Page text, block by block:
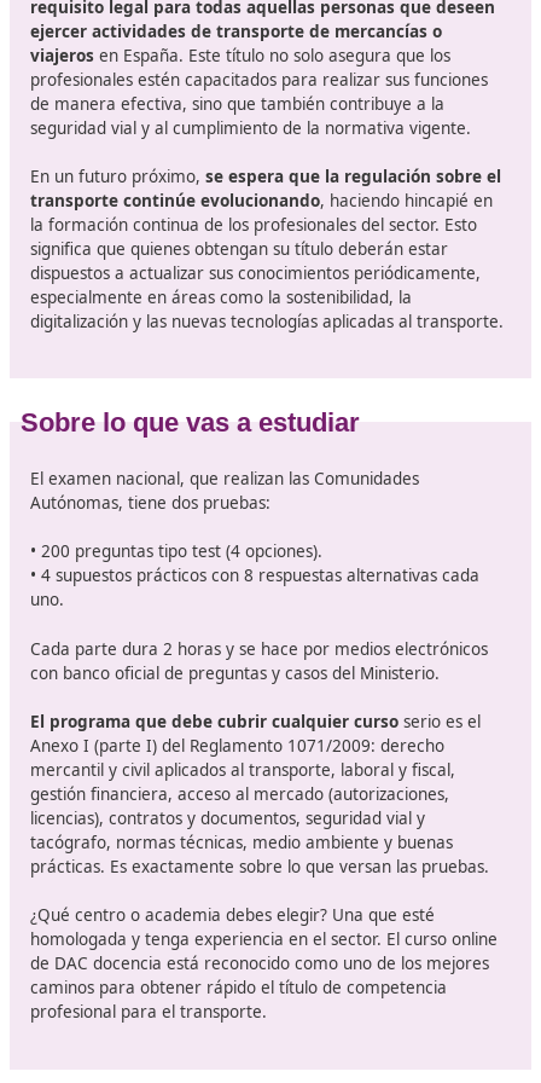
certificado (vía exención)
2. El resto debe superar un examen oficial. BOE
Además, para presentarte al examen debes
titulación mínima(Bachiller, FP de Grado Medio o
o estudios universitarios). Estas condiciones están
en el anexo II del ROTT tras el RD 70/2019. BOE
¿En qué consiste este título?
El título de competencia profesional de transporte es
requisito legal para todas aquellas personas que
viajerosen España. Este título no solo asegura que los
profesionales estén capacitados para realizar sus
de manera efectiva, sino que también contribuye a la
seguridad vial y al cumplimiento de la normativa
transporte continúe evolucionando, haciendo
la formación continua de los profesionales del sector.
significa que quienes obtengan su título deberán estar
dispuestos a actualizar sus conocimientos
especialmente en áreas como la sostenibilidad, la
digitalización y las nuevas tecnologías aplicadas al
Sobre lo que vas a estudiar